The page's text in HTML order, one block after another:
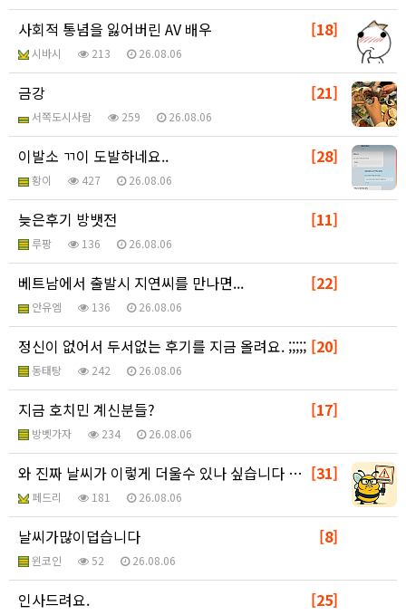
[18]
사회적 통념을 잃어버린 AV 배우
시바시 213 26.08.06
[21]
금강
서쪽도시사람 259 26.08.06
[28]
이발소 ㄲ이 도발하네요..
황이 427 26.08.06
[11]
늦은후기 방뱃전
루팡 136 26.08.06
[22]
베트남에서 출발시 지연씨를 만나면...
안유엠 136 26.08.06
[20]
정신이 없어서 두서없는 후기를 지금 올려요. ;;;;;
동태탕 242 26.08.06
[17]
지금 호치민 계신분들?
방벳가자 234 26.08.06
[31]
와 진짜 날씨가 이렇게 더울수 있나 싶습니다 ㅋㅋㅋㅋㅋ
페드리 181 26.08.06
[8]
날씨가많이덥습니다
윈코인 52 26.08.06
[25]
인사드려요.